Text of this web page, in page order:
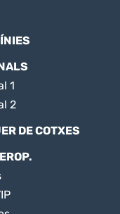
1
2
DE COTXES